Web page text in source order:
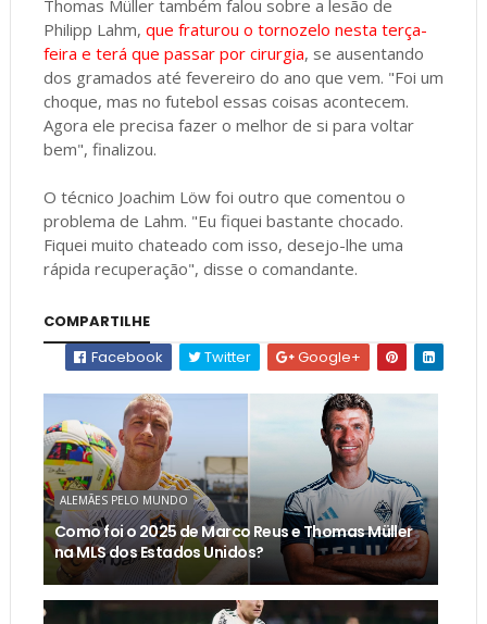
Thomas Müller também falou sobre a lesão de
Philipp Lahm, que fraturou o tornozelo nesta terça-
feira e terá que passar por cirurgia, se ausentando
dos gramados até fevereiro do ano que vem. "Foi um
choque, mas no futebol essas coisas acontecem.
Agora ele precisa fazer o melhor de si para voltar
bem", finalizou.
O técnico Joachim Löw foi outro que comentou o
problema de Lahm. "Eu fiquei bastante chocado.
Fiquei muito chateado com isso, desejo-lhe uma
rápida recuperação", disse o comandante.
COMPARTILHE
Facebook
Twitter Google+
ALEMÃES PELO MUNDO
Como foi o 2025 de Marco Reus e Thomas Müller
na MLS dos Estados Unidos?